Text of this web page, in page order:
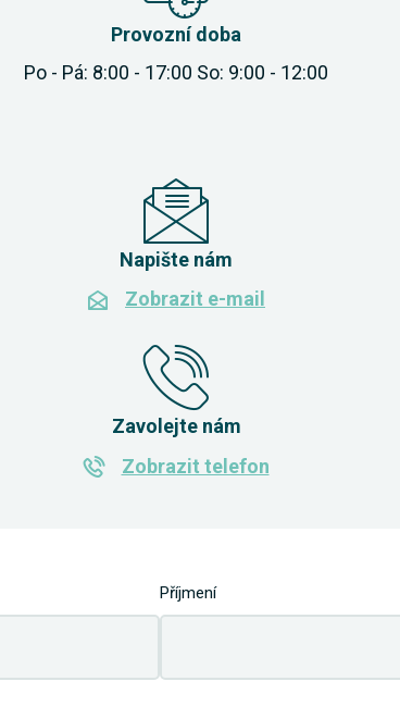
Provozní doba
Po - Pá: 8:00 - 17:00 So: 9:00 - 12:00
Napište nám
Zobrazit e-mail
Zavolejte nám
Zobrazit telefon
Příjmení